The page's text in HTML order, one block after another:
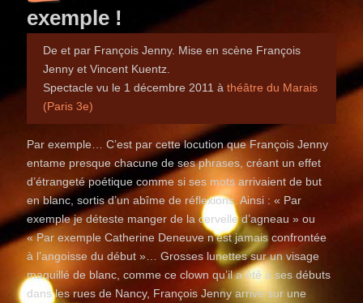
exemple !
De et par François Jenny. Mise en scène François
Jenny et Vincent Kuentz.
Spectacle vu le 1 décembre 2011 àthéâtre du Marais
(Paris 3e)
Par exemple… C’est par cette locution que François Jenny
entame presque chacune de ses phrases, créant un effet
d’étrangeté poétique comme si ses mots arrivaient de but
en blanc, sortis d’un abîme de réflexions. Ainsi : « Par
exemple je déteste manger de la cervelle d’agneau » ou
« Par exemple Catherine Deneuve n’est jamais confrontée
à l’angoisse du début »… Grosses lunettes sur un visage
maquillé de blanc, comme ce clown qu’il a été à ses débuts
dans les rues de Nancy, François Jenny arrive sur une